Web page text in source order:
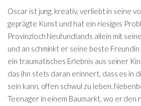
Oscar ist jung, kreativ, verliebt in seine
geprägte Kunst und hat ein riesiges
Provinzloch Neufundlands allein mit
und an schminkt er seine beste
ein traumatisches Erlebnis aus seiner
das ihn stets daran erinnert, dass es in
sein kann, offen schwul zu leben.
Teenager in einem Baumarkt, wo er den